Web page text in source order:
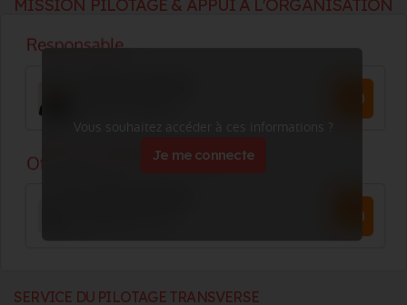
MISSION PILOTAGE & APPUI À L'ORGANISATION
Vous souhaitez accéder à ces informations ?
Je me connecte
SERVICE DU PILOTAGE TRANSVERSE